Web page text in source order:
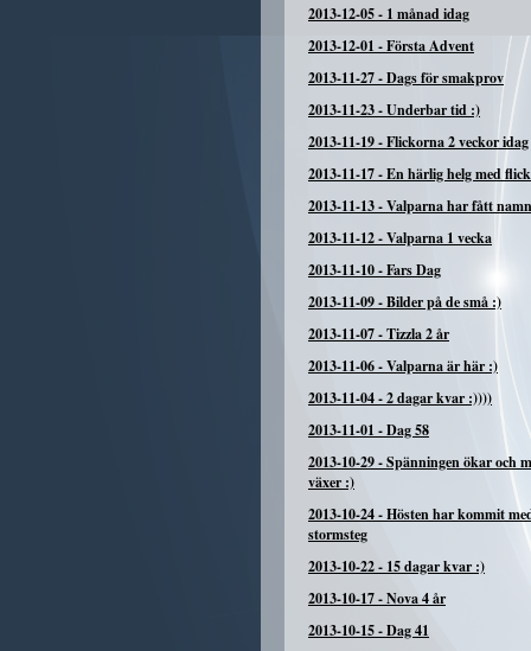
2013-12-05- 1 månad idag
2013-12-01 -Första Advent
2013-11-27-Dags för smakprov
2013-11-23-Underbar tid :)
2013-11-19-Flickorna 2 veckor idag
2013-11-17-En härlig helg med
2013-11-13-Valparna har fått namn
2013-11-12-Valparna 1 vecka
2013-11-10-Fars Dag
2013-11-09-Bilder på de små :)
2013-11-07-Tizzla 2 år
2013-11-06-Valparna är här :)
2013-11-04-2 dagar kvar :))))
2013-11-01 -Dag 58
2013-10-29-Spänningen ökar och
växer :)
2013-10-24-Hösten har kommit
stormsteg
2013-10-22- 15 dagar kvar :)
2013-10-17-Nova 4 år
2013-10-15-Dag 41